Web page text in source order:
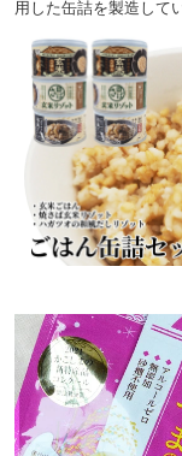
用した缶詰を製造して